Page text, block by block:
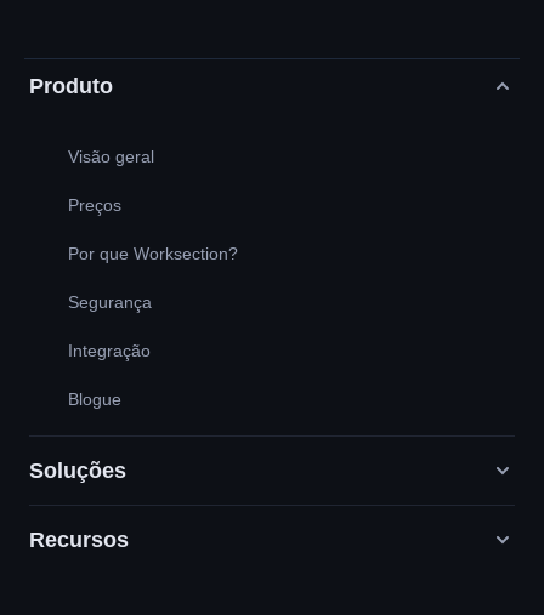
Produto
Visão geral
Preços
Por que Worksection?
Segurança
Integração
Blogue
Soluções
Agências de marketing digital
Recursos